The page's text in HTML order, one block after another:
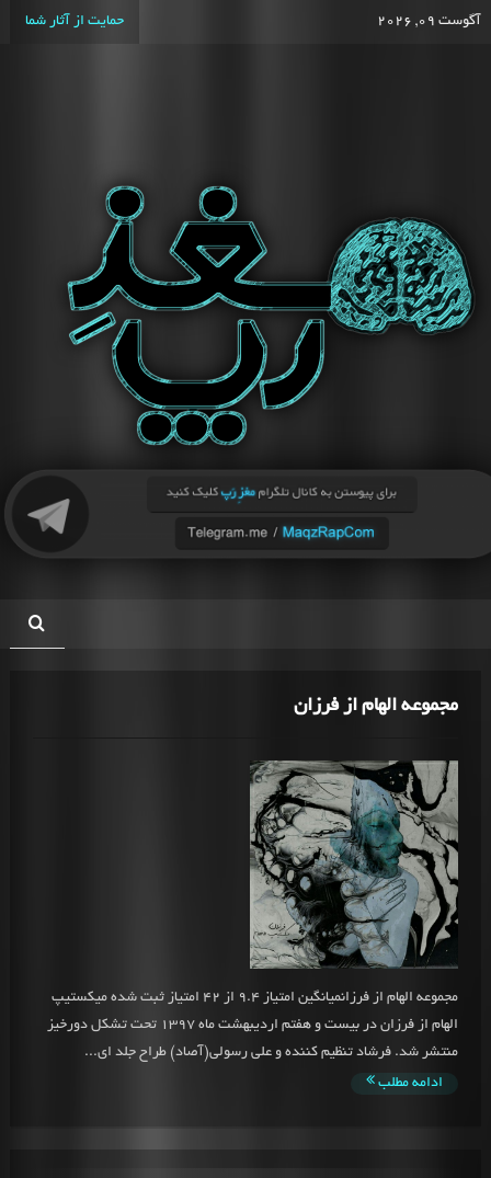
آگوست 09, 2026 حمایت از آثار شما
مجموعه الهام از فرزان
مجموعه الهام از فرزانمیانگین امتیاز 9.4 از 42 امتیاز ثبت شده میکستیپ
الهام از فرزان در بیست و هفتم اردیبهشت ماه 1397 تحت تشکل دورخیز
منتشر شد. فرشاد تنظیم کننده و علی رسولی(آصاد) طراح جلد ای...
ادامه مطلب